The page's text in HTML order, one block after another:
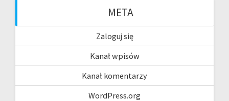
META
Zaloguj się
Kanał wpisów
Kanał komentarzy
WordPress.org